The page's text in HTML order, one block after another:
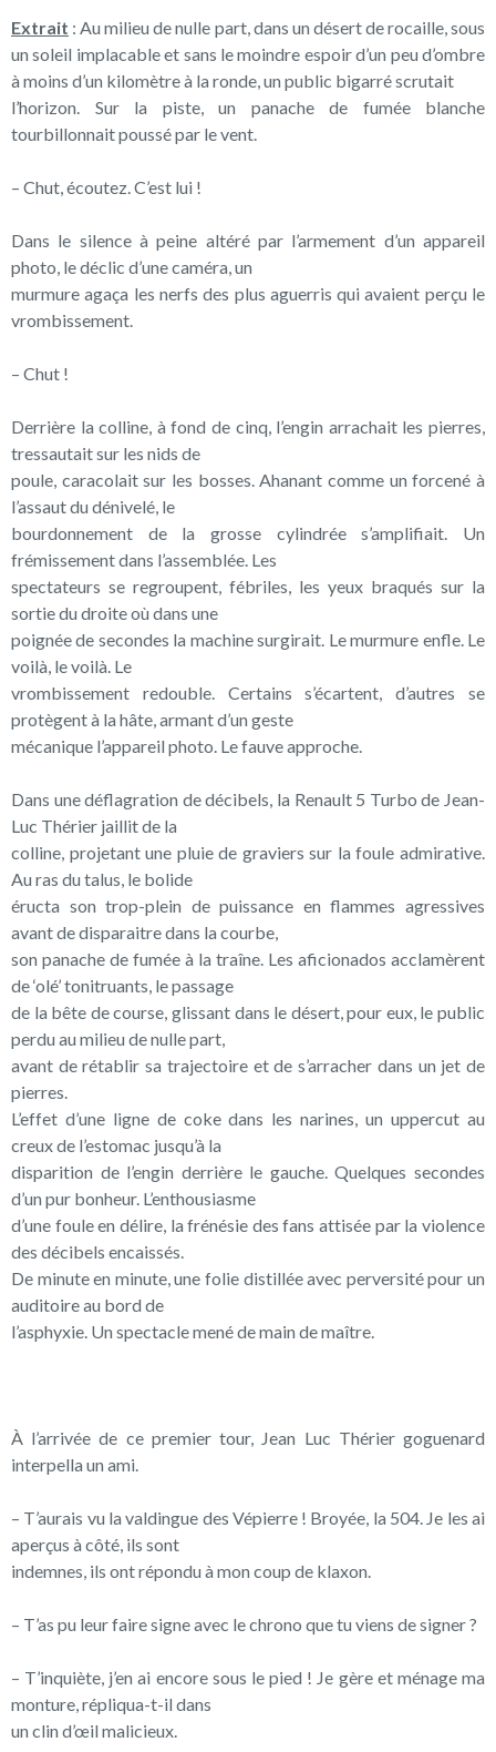
Extrait : Au milieu de nulle part, dans un désert de rocaille, sous
un soleil implacable et sans le moindre espoir d’un peu d’ombre
à moins d’un kilomètre à la ronde, un public bigarré scrutait
l’horizon. Sur la piste, un panache de fumée blanche
tourbillonnait poussé par le vent.
– Chut, écoutez. C’est lui !
Dans le silence à peine altéré par l’armement d’un appareil
photo, le déclic d’une caméra, un
murmure agaça les nerfs des plus aguerris qui avaient perçu le
vrombissement.
– Chut !
Derrière la colline, à fond de cinq, l’engin arrachait les pierres,
tressautait sur les nids de
poule, caracolait sur les bosses. Ahanant comme un forcené à
l’assaut du dénivelé, le
bourdonnement de la grosse cylindrée s’amplifiait. Un
frémissement dans l’assemblée. Les
spectateurs se regroupent, fébriles, les yeux braqués sur la
sortie du droite où dans une
poignée de secondes la machine surgirait. Le murmure enfle. Le
voilà, le voilà. Le
vrombissement redouble. Certains s’écartent, d’autres se
protègent à la hâte, armant d’un geste
mécanique l’appareil photo. Le fauve approche.
Dans une déflagration de décibels, la Renault 5 Turbo de Jean-
Luc Thérier jaillit de la
colline, projetant une pluie de graviers sur la foule admirative.
Au ras du talus, le bolide
éructa son trop-plein de puissance en flammes agressives
avant de disparaitre dans la courbe,
son panache de fumée à la traîne. Les aficionados acclamèrent
de ‘olé’ tonitruants, le passage
de la bête de course, glissant dans le désert, pour eux, le public
perdu au milieu de nulle part,
avant de rétablir sa trajectoire et de s’arracher dans un jet de
pierres.
L’effet d’une ligne de coke dans les narines, un uppercut au
creux de l’estomac jusqu’à la
disparition de l’engin derrière le gauche. Quelques secondes
d’un pur bonheur. L’enthousiasme
d’une foule en délire, la frénésie des fans attisée par la violence
des décibels encaissés.
De minute en minute, une folie distillée avec perversité pour un
auditoire au bord de
l’asphyxie. Un spectacle mené de main de maître.
À l’arrivée de ce premier tour, Jean Luc Thérier goguenard
interpella un ami.
– T’aurais vu la valdingue des Vépierre ! Broyée, la 504. Je les ai
aperçus à côté, ils sont
indemnes, ils ont répondu à mon coup de klaxon.
– T’as pu leur faire signe avec le chrono que tu viens de signer ?
– T’inquiète, j’en ai encore sous le pied ! Je gère et ménage ma
monture, répliqua-t-il dans
un clin d’œil malicieux.